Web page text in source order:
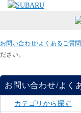
お問い合わせ/よくあるご質問
ださい。
お問い合わせ/よく
カテゴリから探す